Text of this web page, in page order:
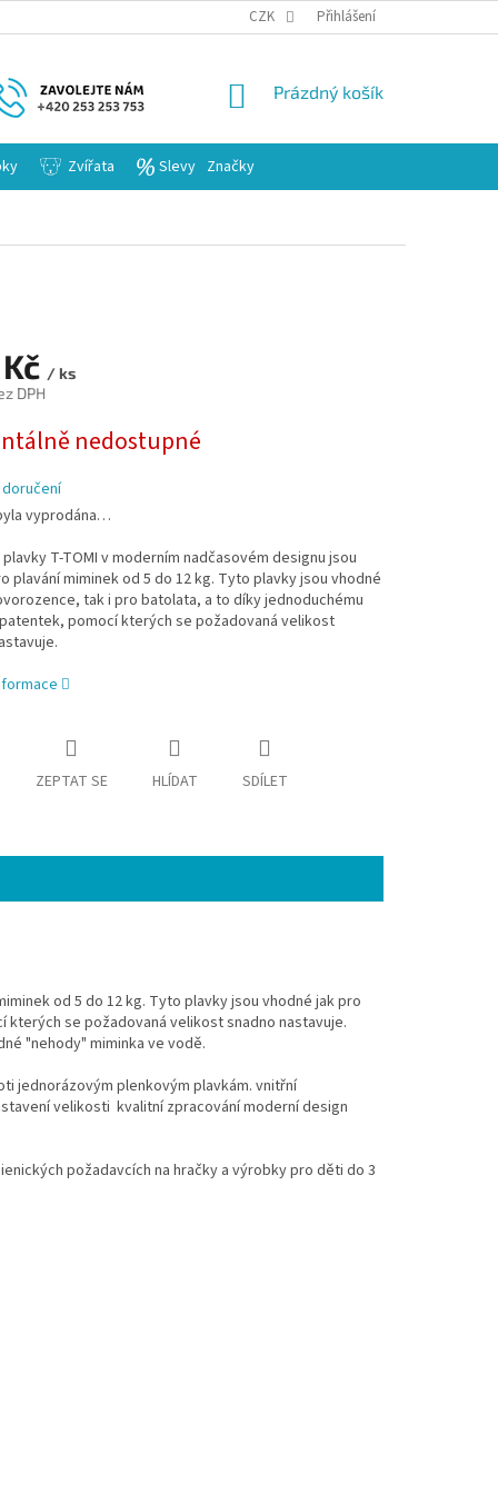
CZK Přihlášení
NÁKUPNÍ
Prázdný košík
Zvířata Slevy Značky
/ ks
DPH
nedostupné
vyprodána…
T-TOMI v moderním nadčasovém designu jsou
plavání miminek od 5 do 12 kg. Tyto plavky jsou vhodné
tak i pro batolata, a to díky jednoduchému
pomocí kterých se požadovaná velikost
ZEPTAT SE HLÍDAT SDÍLET
od 5 do 12 kg. Tyto plavky jsou vhodné jak pro
se požadovaná velikost snadno nastavuje.
"nehody" miminka ve vodě.
jednorázovým plenkovým plavkám. vnitřní
velikosti kvalitní zpracování moderní design
požadavcích na hračky a výrobky pro děti do 3